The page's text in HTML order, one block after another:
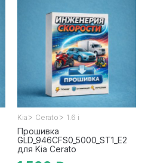
Kia > Cerato > 1.6 i
Прошивка
GLD_946CFS0_5000_ST1_E2
для Kia Cerato